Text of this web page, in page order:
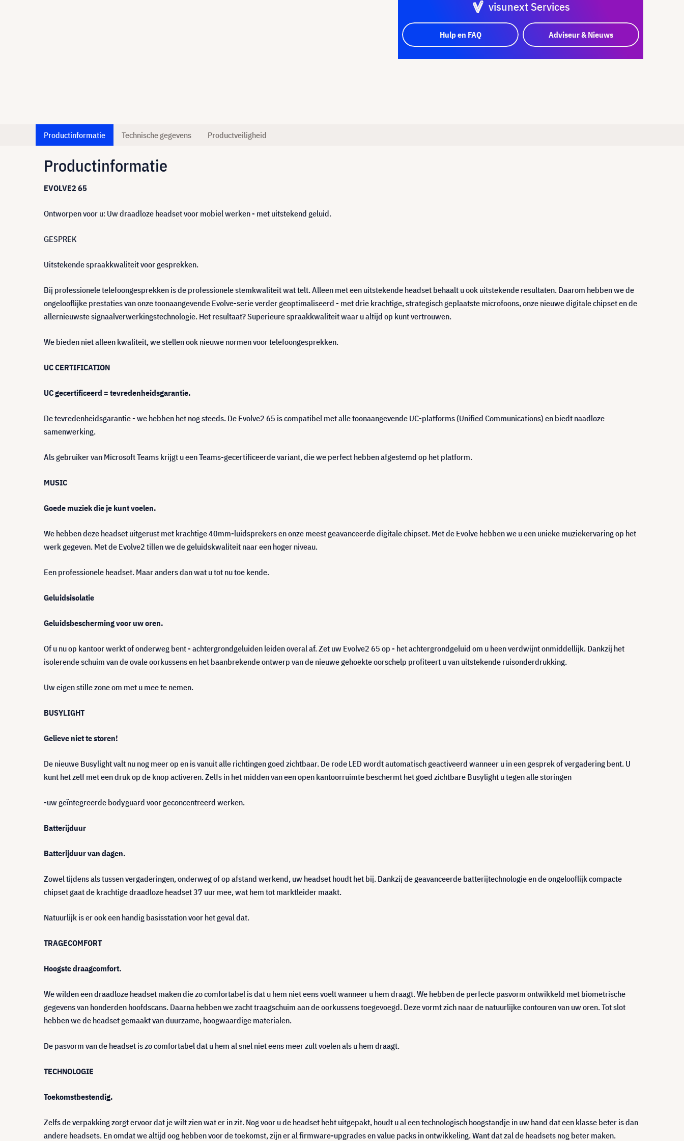
visunext Services
Hulp en FAQ Adviseur & Nieuws
Productinformatie Technische gegevens Productveiligheid
Productinformatie
EVOLVE2 65
Ontworpen voor u: Uw draadloze headset voor mobiel werken - met uitstekend geluid.
GESPREK
Uitstekende spraakkwaliteit voor gesprekken.
Bij professionele telefoongesprekken is de professionele stemkwaliteit wat telt. Alleen met een uitstekende headset behaalt u ook uitstekende resultaten. Daarom hebben we de
ongelooflijke prestaties van onze toonaangevende Evolve-serie verder geoptimaliseerd - met drie krachtige, strategisch geplaatste microfoons, onze nieuwe digitale chipset en de
allernieuwste signaalverwerkingstechnologie. Het resultaat? Superieure spraakkwaliteit waar u altijd op kunt vertrouwen.
We bieden niet alleen kwaliteit, we stellen ook nieuwe normen voor telefoongesprekken.
UC CERTIFICATION
UC gecertificeerd = tevredenheidsgarantie.
De tevredenheidsgarantie - we hebben het nog steeds. De Evolve2 65 is compatibel met alle toonaangevende UC-platforms (Unified Communications) en biedt naadloze
samenwerking.
Als gebruiker van Microsoft Teams krijgt u een Teams-gecertificeerde variant, die we perfect hebben afgestemd op het platform.
MUSIC
Goede muziek die je kunt voelen.
We hebben deze headset uitgerust met krachtige 40mm-luidsprekers en onze meest geavanceerde digitale chipset. Met de Evolve hebben we u een unieke muziekervaring op het
werk gegeven. Met de Evolve2 tillen we de geluidskwaliteit naar een hoger niveau.
Een professionele headset. Maar anders dan wat u tot nu toe kende.
Geluidsisolatie
Geluidsbescherming voor uw oren.
Of u nu op kantoor werkt of onderweg bent - achtergrondgeluiden leiden overal af. Zet uw Evolve2 65 op - het achtergrondgeluid om u heen verdwijnt onmiddellijk. Dankzij het
isolerende schuim van de ovale oorkussens en het baanbrekende ontwerp van de nieuwe gehoekte oorschelp profiteert u van uitstekende ruisonderdrukking.
Uw eigen stille zone om met u mee te nemen.
BUSYLIGHT
Gelieve niet te storen!
De nieuwe Busylight valt nu nog meer op en is vanuit alle richtingen goed zichtbaar. De rode LED wordt automatisch geactiveerd wanneer u in een gesprek of vergadering bent. U
kunt het zelf met een druk op de knop activeren. Zelfs in het midden van een open kantoorruimte beschermt het goed zichtbare Busylight u tegen alle storingen
-uw geïntegreerde bodyguard voor geconcentreerd werken.
Batterijduur
Batterijduur van dagen.
Zowel tijdens als tussen vergaderingen, onderweg of op afstand werkend, uw headset houdt het bij. Dankzij de geavanceerde batterijtechnologie en de ongelooflijk compacte
chipset gaat de krachtige draadloze headset 37 uur mee, wat hem tot marktleider maakt.
Natuurlijk is er ook een handig basisstation voor het geval dat.
TRAGECOMFORT
Hoogste draagcomfort.
We wilden een draadloze headset maken die zo comfortabel is dat u hem niet eens voelt wanneer u hem draagt. We hebben de perfecte pasvorm ontwikkeld met biometrische
gegevens van honderden hoofdscans. Daarna hebben we zacht traagschuim aan de oorkussens toegevoegd. Deze vormt zich naar de natuurlijke contouren van uw oren. Tot slot
hebben we de headset gemaakt van duurzame, hoogwaardige materialen.
De pasvorm van de headset is zo comfortabel dat u hem al snel niet eens meer zult voelen als u hem draagt.
TECHNOLOGIE
Toekomstbestendig.
Zelfs de verpakking zorgt ervoor dat je wilt zien wat er in zit. Nog voor u de headset hebt uitgepakt, houdt u al een technologisch hoogstandje in uw hand dat een klasse beter is dan
andere headsets. En omdat we altijd oog hebben voor de toekomst, zijn er al firmware-upgrades en value packs in ontwikkeling. Want dat zal de headsets nog beter maken.